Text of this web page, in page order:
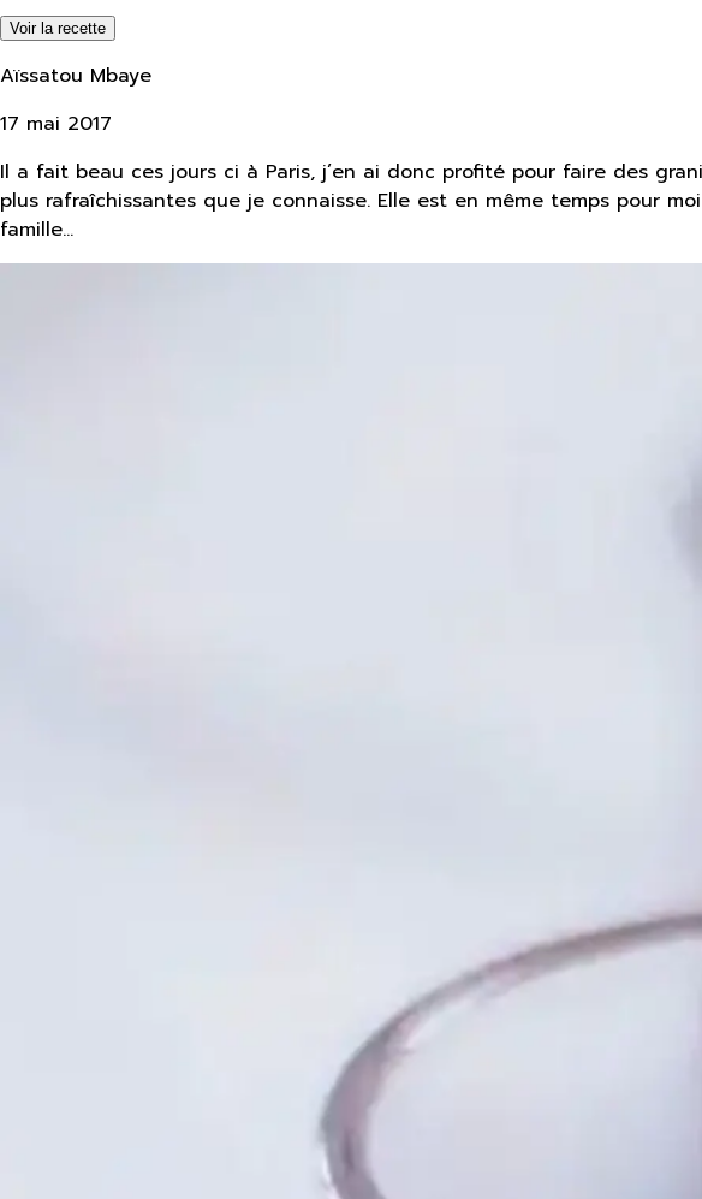
Voir la recette
Aïssatou Mbaye
17 mai 2017
Il a fait beau ces jours ci à Paris, j’en ai donc profité pour faire des
plus rafraîchissantes que je connaisse. Elle est en même temps pour
famille…